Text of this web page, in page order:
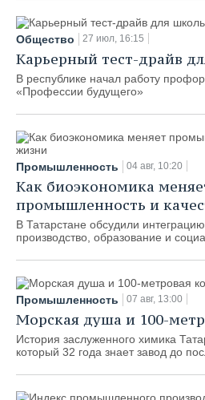
Общество 27 июл, 16:15
Карьерный тест-драйв
В республике начал работу
«Профессии будущего»
Промышленность 04 авг, 10:20
Как биоэкономика
промышленность и
В Татарстане обсудили
производство, образование и
Промышленность 07 авг, 13:00
Морская душа и 100-
История заслуженного химика
который 32 года знает завод до